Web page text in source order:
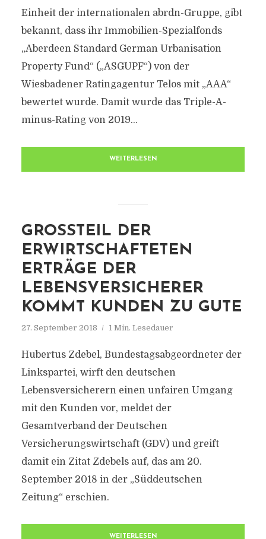
Einheit der internationalen abrdn-Gruppe, gibt
bekannt, dass ihr Immobilien-Spezialfonds
„Aberdeen Standard German Urbanisation
Property Fund“ („ASGUPF“) von der
Wiesbadener Ratingagentur Telos mit „AAA“
bewertet wurde. Damit wurde das Triple-A-
minus-Rating von 2019...
WEITERLESEN
GROSSTEIL DER E
RWIRTSCHAFTETEN E
RTRÄGE DER L
EBENSVERSICHERER K
OMMT KUNDEN ZU GUTE
27. September 2018 1 Min. Lesedauer
Hubertus Zdebel, Bundestagsabgeordneter der
Linkspartei, wirft den deutschen
Lebensversicherern einen unfairen Umgang
mit den Kunden vor, meldet der
Gesamtverband der Deutschen
Versicherungswirtschaft (GDV) und greift
damit ein Zitat Zdebels auf, das am 20.
September 2018 in der „Süddeutschen
Zeitung“ erschien.
WEITERLESEN